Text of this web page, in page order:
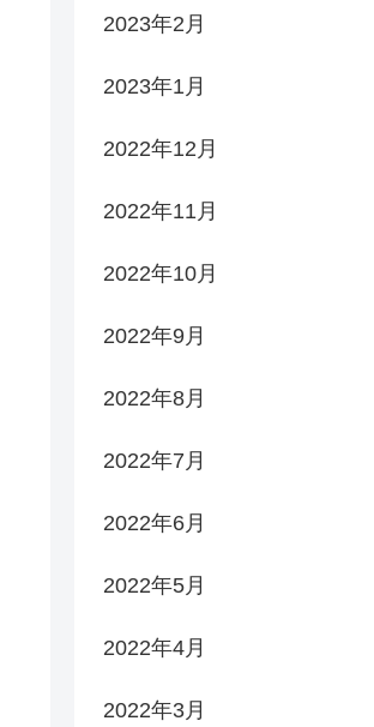
2023年2月
2023年1月
2022年12月
2022年11月
2022年10月
2022年9月
2022年8月
2022年7月
2022年6月
2022年5月
2022年4月
2022年3月